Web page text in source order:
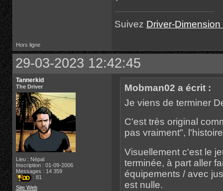
Suivez Driver-Dimension
Hors ligne
29-03-2023 12:42:45
Tannerkid
The Driver
Lieu : Népal
Inscription : 01-09-2006
Messages : 14 359
: 81
Site Web
Mobman02 a écrit :
Je viens de terminer
C'est très original
pas vraiment",
Visuellement c'est le
terminée, à part aller
équipements / avec
est nulle.